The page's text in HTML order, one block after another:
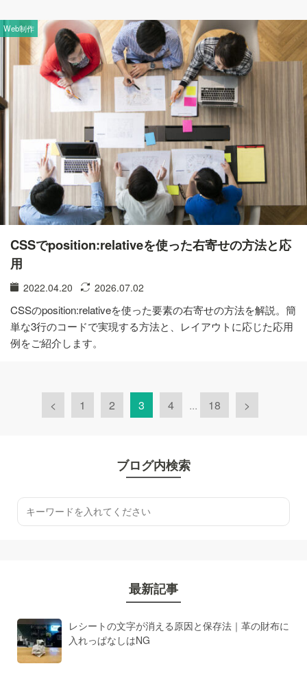
Web制作
CSSでposition:relativeを使った右寄せの方法と応
用
2022.04.20 2026.07.02
CSSのposition:relativeを使った要素の右寄せの方法を解説。簡
単な3行のコードで実現する方法と、レイアウトに応じた応用
例をご紹介します。
< 1 2 3 4 ... 18 >
ブログ内検索
最新記事
レシートの文字が消える原因と保存法｜革の財布に
入れっぱなしはNG